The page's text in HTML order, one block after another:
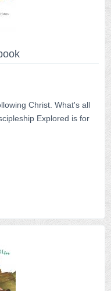
Christ. What's all
Explored is for